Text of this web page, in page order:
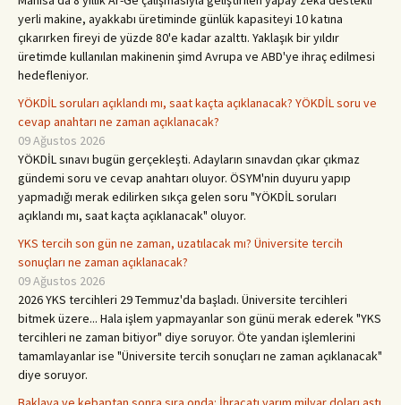
yerli makine, ayakkabı üretiminde günlük kapasiteyi 10 katına
çıkarırken fireyi de yüzde 80'e kadar azalttı. Yaklaşık bir yıldır
üretimde kullanılan makinenin şimd Avrupa ve ABD'ye ihraç edilmesi
hedefleniyor.
YÖKDİL soruları açıklandı mı, saat kaçta açıklanacak? YÖKDİL soru ve
cevap anahtarı ne zaman açıklanacak?
09 Ağustos 2026
YÖKDİL sınavı bugün gerçekleşti. Adayların sınavdan çıkar çıkmaz
gündemi soru ve cevap anahtarı oluyor. ÖSYM'nin duyuru yapıp
yapmadığı merak edilirken sıkça gelen soru "YÖKDİL soruları
açıklandı mı, saat kaçta açıklanacak" oluyor.
YKS tercih son gün ne zaman, uzatılacak mı? Üniversite tercih
sonuçları ne zaman açıklanacak?
09 Ağustos 2026
2026 YKS tercihleri 29 Temmuz'da başladı. Üniversite tercihleri
bitmek üzere... Hala işlem yapmayanlar son günü merak ederek "YKS
tercihleri ne zaman bitiyor" diye soruyor. Öte yandan işlemlerini
tamamlayanlar ise "Üniversite tercih sonuçları ne zaman açıklanacak"
diye soruyor.